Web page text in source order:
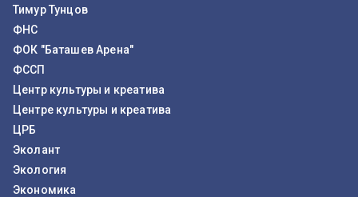
Тимур Тунцов
ФНС
ФОК "Баташев Арена"
ФССП
Центр культуры и креатива
Центре культуры и креатива
ЦРБ
Эколант
Экология
Экономика